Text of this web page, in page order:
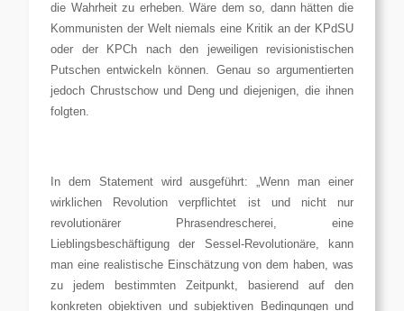
die Wahrheit zu erheben. Wäre dem so, dann hätten die
Kommunisten der Welt niemals eine Kritik an der KPdSU
oder der KPCh nach den jeweiligen revisionistischen
Putschen entwickeln können. Genau so argumentierten
jedoch Chrustschow und Deng und diejenigen, die ihnen
folgten.
In dem Statement wird ausgeführt: „Wenn man einer
wirklichen Revolution verpflichtet ist und nicht nur
revolutionärer Phrasendrescherei, eine
Lieblingsbeschäftigung der Sessel-Revolutionäre, kann
man eine realistische Einschätzung von dem haben, was
zu jedem bestimmten Zeitpunkt, basierend auf den
konkreten objektiven und subjektiven Bedingungen und